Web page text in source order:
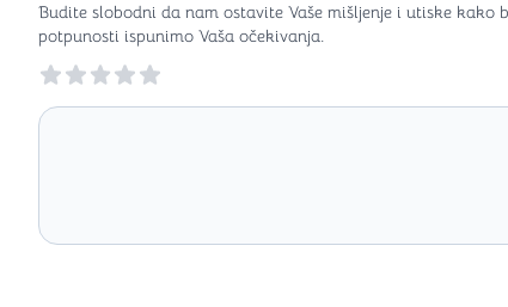
Budite slobodni da nam ostavite Vaše mišljenje i utiske
potpunosti ispunimo Vaša očekivanja.
Reviews